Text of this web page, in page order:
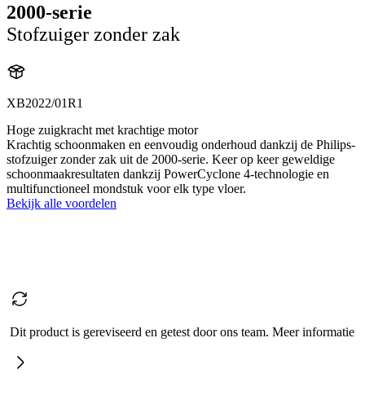
2000-serie
Stofzuiger zonder zak
XB2022/01R1
Hoge zuigkracht met krachtige motor
Krachtig schoonmaken en eenvoudig onderhoud dankzij de Philips-
stofzuiger zonder zak uit de 2000-serie. Keer op keer geweldige
schoonmaakresultaten dankzij PowerCyclone 4-technologie en
multifunctioneel mondstuk voor elk type vloer.
Bekijk alle voordelen
Dit product is gereviseerd en getest door ons team. Meer informatie